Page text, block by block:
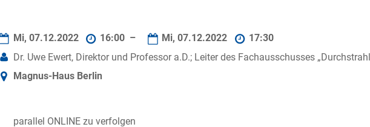
Mi, 07.12.2022 16:00 – Mi, 07.12.2022
17:30
Dr. Uwe Ewert, Direktor und Professor a.D.; Leiter des Fachausschusses
Magnus-Haus Berlin
parallel ONLINE zu verfolgen